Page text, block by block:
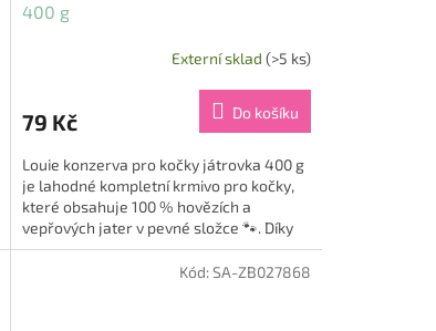
400 g
Externí sklad (>5 ks)
79 Kč Do košíku
Louie konzerva pro kočky játrovka 400 g
je lahodné kompletní krmivo pro kočky,
které obsahuje 100 % hovězích a
vepřových jater v pevné složce 🐾. Díky
svému složení je nejen...
Kód:SA-ZB027868